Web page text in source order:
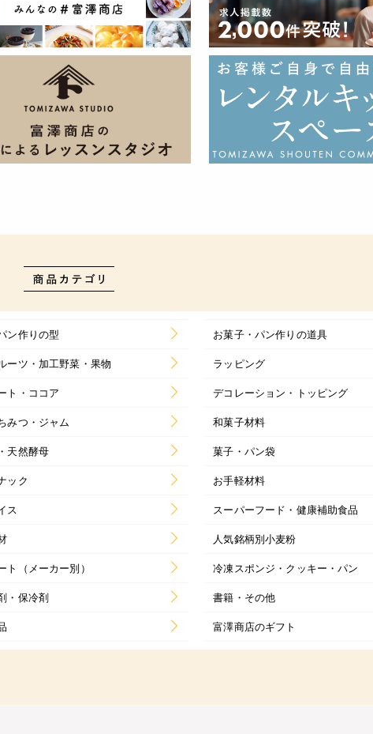
ン作りの型
お菓子・パン作りの道具
ーツ・加工野菜・果物
ラッピング
ト・ココア
デコレーション・トッピング
みつ・ジャム
和菓子材料
天然酵母
菓子・パン袋
ック
お手軽材料
ス
スーパーフード・健康補助食品
人気銘柄別小麦粉
ト（メーカー別）
冷凍スポンジ・クッキー・パン
・保冷剤
書籍・その他
富澤商店のギフト